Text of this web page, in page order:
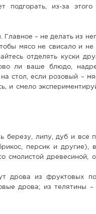
из-за этого
– не делать из
мясо не свисало и
отделять куски
ли ваше блюдо,
стол, если розовый –
и смело
березу, липу, дуб и все
персик и другие),
смолистой древесиной,
дрова из фруктовых
дрова; из телятины –